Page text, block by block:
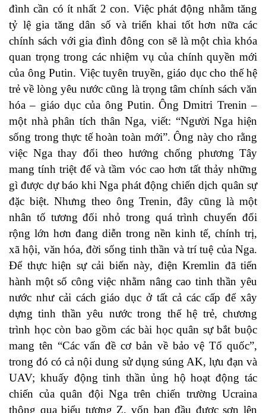
đình cần có ít nhất 2 con. Việc phát động nhằm tăng
tỷ lệ gia tăng dân số và triển khai tốt hơn nữa các
chính sách với gia đình đông con sẽ là một chìa khóa
quan trọng trong các nhiệm vụ của chính quyền mới
của ông Putin. Việc tuyên truyền, giáo dục cho thế hệ
trẻ về lòng yêu nước cũng là trọng tâm chính sách văn
hóa – giáo dục của ông Putin. Ông Dmitri Trenin –
một nhà phân tích thân Nga, viết: “Người Nga hiện
sống trong thực tế hoàn toàn mới”. Ông này cho rằng
việc Nga thay đổi theo hướng chống phương Tây
mang tính triệt để và tầm vóc cao hơn tất thảy những
gì được dự báo khi Nga phát động chiến dịch quân sự
đặc biệt. Nhưng theo ông Trenin, đây cũng là một
nhân tố tương đối nhỏ trong quá trình chuyển đổi
rộng lớn hơn đang diễn trong nền kinh tế, chính trị,
xã hội, văn hóa, đời sống tinh thần và trí tuệ của Nga.
Để thực hiện sự cải biến này, điện Kremlin đã tiến
hành một số công việc nhằm nâng cao tinh thần yêu
nước như cải cách giáo dục ở tất cả các cấp để xây
dựng tinh thần yêu nước trong thế hệ trẻ, chương
trình học còn bao gồm các bài học quân sự bắt buộc
mang tên “Các vấn đề cơ bản về bảo vệ Tổ quốc”,
trong đó có cả nội dung sử dụng súng AK, lựu đạn và
UAV; khuấy động tinh thần ủng hộ hoạt động tác
chiến của quân đội Nga trên chiến trường Ucraina
thông qua biểu tượng Z, vốn ban đầu được sơn lên